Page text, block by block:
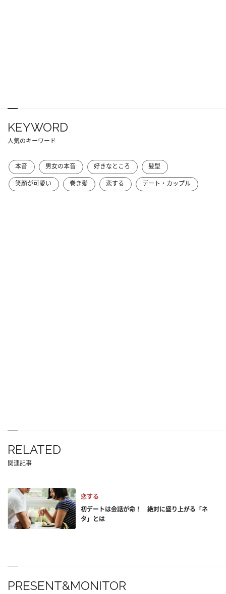
KEYWORD
人気のキーワード
本音 男女の本音 好きなところ
髪型
笑顔が可愛い
巻き髪 恋する デート・カップル
RELATED
関連記事
恋する
初デートは会話が命！ 絶対に盛り上がる「ネ
タ」とは
PRESENT&MONITOR